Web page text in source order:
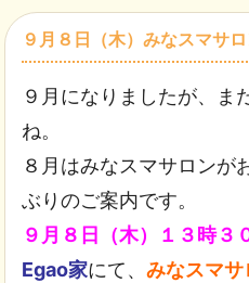
９月８日（木）みなスマサ
９月になりましたが、ま
ね。
８月はみなスマサロンが
ぶりのご案内です。
９月８日（木）１３時３
Egao家にて、みなスマサ